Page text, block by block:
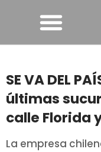
SE VA DEL
últimas
calle Florida
La empresa